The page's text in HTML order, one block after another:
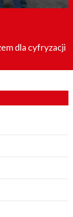
dla cyfryzacji